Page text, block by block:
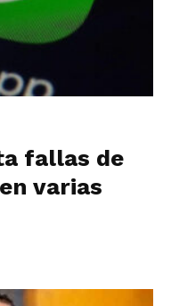
fallas de
varias